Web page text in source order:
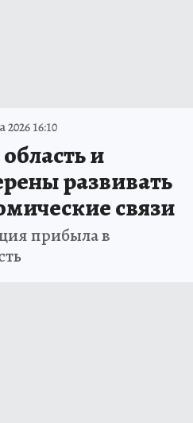
2026 16:10
и
развивать
связи
прибыла в